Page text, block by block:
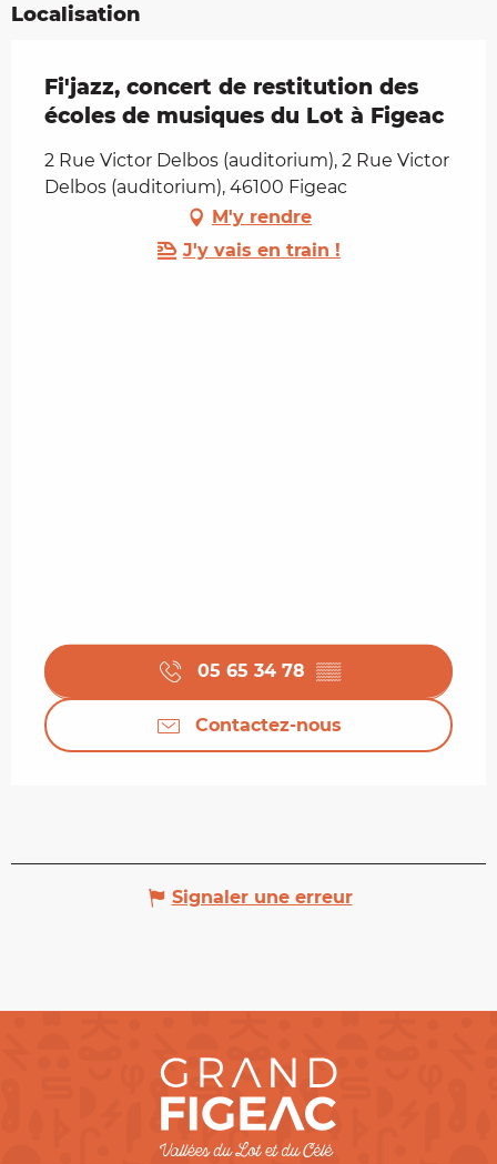
Localisation
Fi'jazz, concert de restitution des
écoles de musiques du Lot à Figeac
2 Rue Victor Delbos (auditorium), 2 Rue Victor
Delbos (auditorium), 46100 Figeac
M'y rendre
J'y vais en train !
05 65 34 78 ▒▒
Contactez-nous
Signaler une erreur